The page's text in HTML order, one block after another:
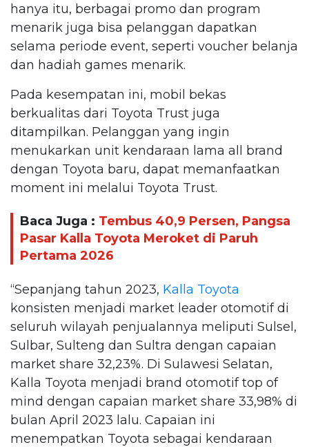
hanya itu, berbagai promo dan program
menarik juga bisa pelanggan dapatkan
selama periode event, seperti voucher belanja
dan hadiah games menarik.
Pada kesempatan ini, mobil bekas
berkualitas dari Toyota Trust juga
ditampilkan. Pelanggan yang ingin
menukarkan unit kendaraan lama all brand
dengan Toyota baru, dapat memanfaatkan
moment ini melalui Toyota Trust.
Baca Juga : Tembus 40,9 Persen, Pangsa
Pasar Kalla Toyota Meroket di Paruh
Pertama 2026
“Sepanjang tahun 2023, Kalla Toyota
konsisten menjadi market leader otomotif di
seluruh wilayah penjualannya meliputi Sulsel,
Sulbar, Sulteng dan Sultra dengan capaian
market share 32,23%. Di Sulawesi Selatan,
Kalla Toyota menjadi brand otomotif top of
mind dengan capaian market share 33,98% di
bulan April 2023 lalu. Capaian ini
menempatkan Toyota sebagai kendaraan